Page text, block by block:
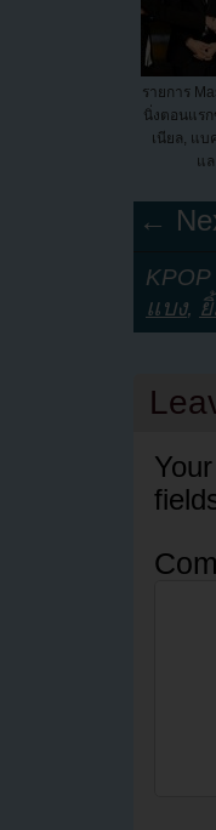
รายการ
นิ่งตอนแร
เนียล, แบ
แ
←
แบง,